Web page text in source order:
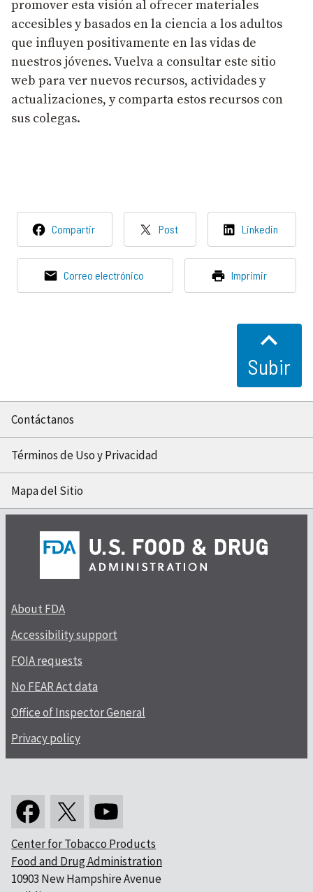
promover esta visión al ofrecer materiales
accesibles y basados en la ciencia a los adultos
que influyen positivamente en las vidas de
nuestros jóvenes. Vuelva a consultar este sitio
web para ver nuevos recursos, actividades y
actualizaciones, y comparta estos recursos con
sus colegas.
Compartir Post Linkedin
Correo electrónico Imprimir
Subir
Contáctanos
Términos de Uso y Privacidad
Mapa del Sitio
About FDA
Accessibility support
FOIA requests
No FEAR Act data
Office of Inspector General
Privacy policy
Center for Tobacco Products
Food and Drug Administration
10903 New Hampshire Avenue